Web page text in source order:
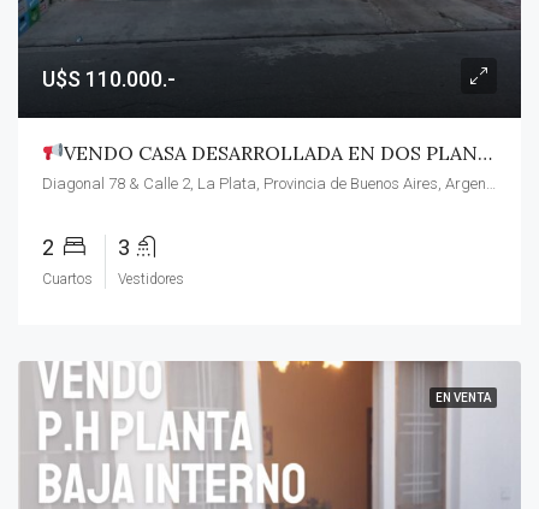
U$S 110.000.-
VENDO CASA DESARROLLADA EN DOS PLANTAS S/ LOTE 10 X 31 MTS.
2
Cuartos
3
Vestidores
EN VENTA